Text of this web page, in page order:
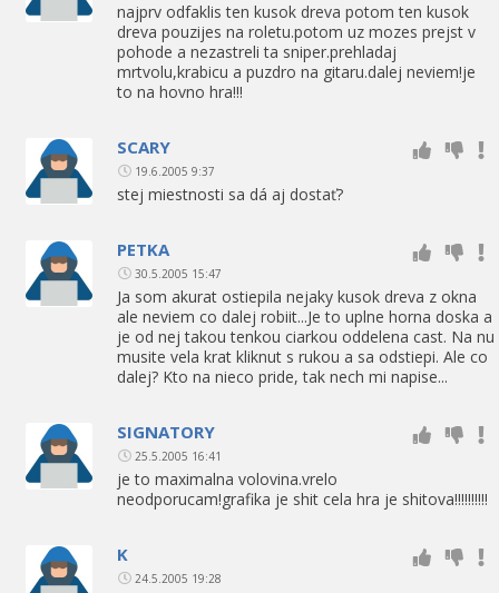
najprv odfaklis ten kusok dreva potom ten kusok
dreva pouzijes na roletu.potom uz mozes prejst v
pohode a nezastreli ta sniper.prehladaj
mrtvolu,krabicu a puzdro na gitaru.dalej neviem!je
to na hovno hra!!!
SCARY
19.6.2005 9:37
stej miestnosti sa dá aj dostať?
PETKA
30.5.2005 15:47
Ja som akurat ostiepila nejaky kusok dreva z okna
ale neviem co dalej robiit...Je to uplne horna doska a
je od nej takou tenkou ciarkou oddelena cast. Na nu
musite vela krat kliknut s rukou a sa odstiepi. Ale co
dalej? Kto na nieco pride, tak nech mi napise...
SIGNATORY
25.5.2005 16:41
je to maximalna volovina.vrelo
neodporucam!grafika je shit cela hra je shitova!!!!!!!!!!
K
24.5.2005 19:28